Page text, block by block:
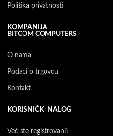
Politika privatnosti
KOMPANIJA
BITCOM COMPUTERS
O nama
Podaci o trgovcu
Kontakt
KORISNIČKI NALOG
Već ste registrovani?